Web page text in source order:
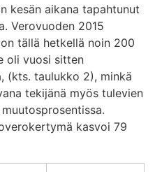
kesän aikana tapahtunut
Verovuoden 2015
tällä hetkellä noin 200
oli vuosi sitten
(kts. taulukko 2), minkä
tekijänä myös tulevien
kasvoi 79